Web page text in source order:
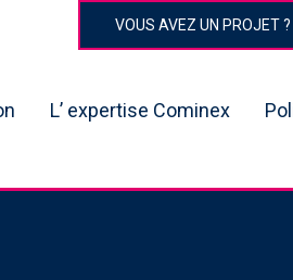
L’ expertise Cominex
VOUS AVEZ UN PROJET